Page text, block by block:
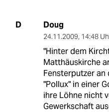
D Doug
24.11.2009, 14:48
"Hinter dem
Matthäuskirche
Fensterputzer an
"Pollux" in einer
ihre Löhne nicht
Gewerkschaft